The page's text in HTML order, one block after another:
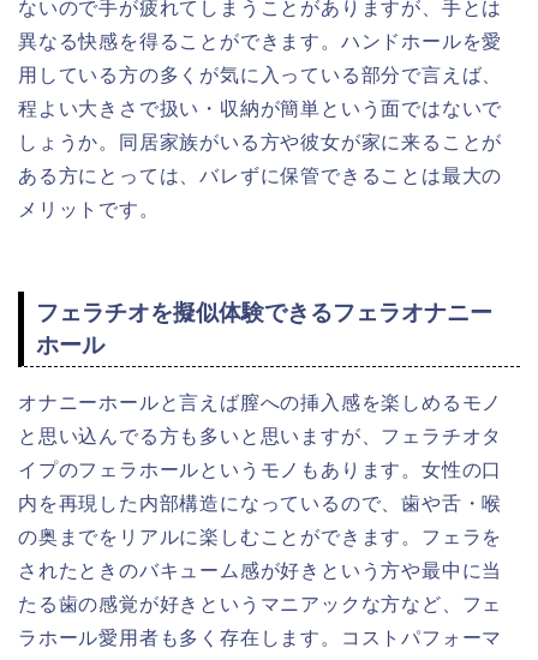
ないので手が疲れてしまうことがありますが、手とは
異なる快感を得ることができます。ハンドホールを愛
用している方の多くが気に入っている部分で言えば、
程よい大きさで扱い・収納が簡単という面ではないで
しょうか。同居家族がいる方や彼女が家に来ることが
ある方にとっては、バレずに保管できることは最大の
メリットです。
フェラチオを擬似体験できるフェラオナニー
ホール
オナニーホールと言えば膣への挿入感を楽しめるモノ
と思い込んでる方も多いと思いますが、フェラチオタ
イプのフェラホールというモノもあります。女性の口
内を再現した内部構造になっているので、歯や舌・喉
の奥までをリアルに楽しむことができます。フェラを
されたときのバキューム感が好きという方や最中に当
たる歯の感覚が好きというマニアックな方など、フェ
ラホール愛用者も多く存在します。コストパフォーマ